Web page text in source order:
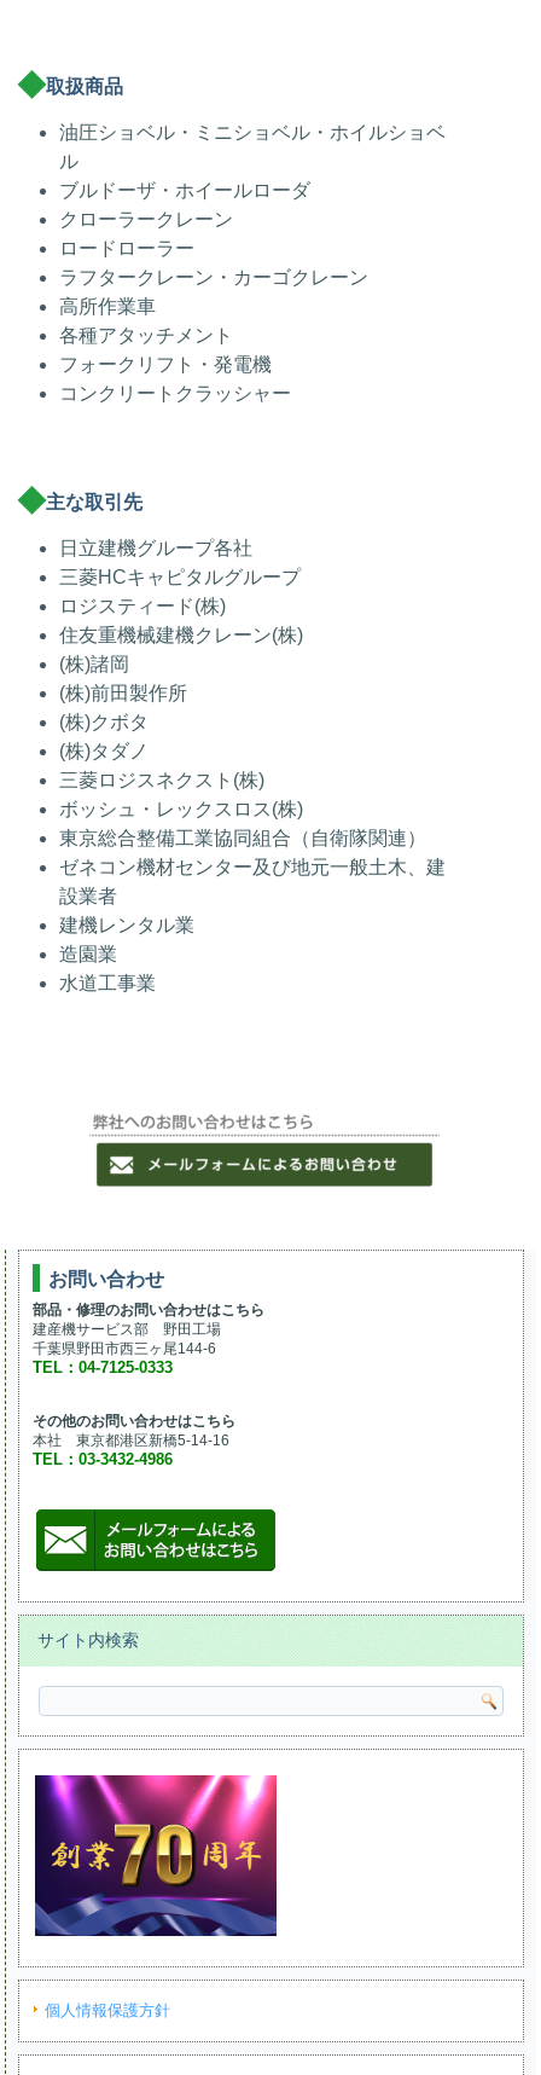
取扱商品
油圧ショベル・ミニショベル・ホイルショベ
ル
ブルドーザ・ホイールローダ
クローラークレーン
ロードローラー
ラフタークレーン・カーゴクレーン
高所作業車
各種アタッチメント
フォークリフト・発電機
コンクリートクラッシャー
主な取引先
日立建機グループ各社
三菱HCキャピタルグループ
ロジスティード(株)
住友重機械建機クレーン(株)
(株)諸岡
(株)前田製作所
(株)クボタ
(株)タダノ
三菱ロジスネクスト(株)
ボッシュ・レックスロス(株)
東京総合整備工業協同組合（自衛隊関連）
ゼネコン機材センター及び地元一般土木、建
設業者
建機レンタル業
造園業
水道工事業
お問い合わせ
部品・修理のお問い合わせはこちら
建産機サービス部 野田工場
千葉県野田市西三ヶ尾144-6
TEL：04-7125-0333
その他のお問い合わせはこちら
本社 東京都港区新橋5-14-16
TEL：03-3432-4986
サイト内検索
個人情報保護方針